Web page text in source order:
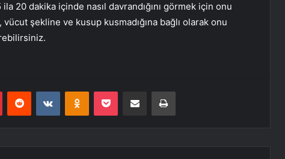
20 dakika içinde nasıl davrandığını görmek için onu
şekline ve kusup kusmadığına bağlı olarak onu
PinterestReddit VKontakteOdnoklassniki
Pocket E-Posta ile paylaş Yazdır